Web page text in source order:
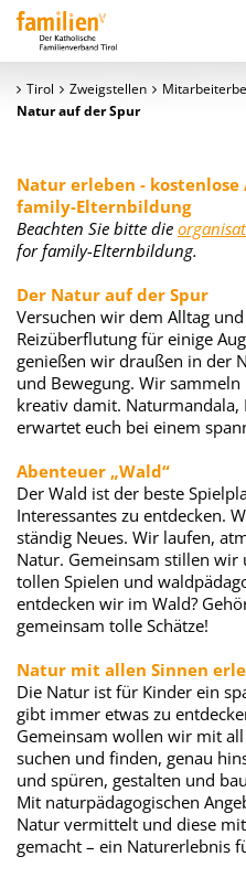
Tirol Zweigstellen
Natur auf der Spur
Natur erleben -
family-Elternbildung
Beachten Sie bitte die
for family-Elternbildung.
Der Natur auf der Spur
Versuchen wir dem Alltag
Reizüberflutung für einige
genießen wir draußen in der
und Bewegung. Wir
kreativ damit.
erwartet euch bei einem
Abenteuer „Wald“
Der Wald ist der beste
Interessantes zu entdecken.
ständig Neues. Wir laufen,
Natur. Gemeinsam stillen wir
tollen Spielen und
entdecken wir im Wald?
gemeinsam tolle Schätze!
Natur mit allen Sinnen
Die Natur ist für Kinder ein
gibt immer etwas zu
Gemeinsam wollen wir mit
suchen und finden, genau
und spüren, gestalten und
Mit naturpädagogischen
Natur vermittelt und diese
gemacht – ein Naturerlebnis